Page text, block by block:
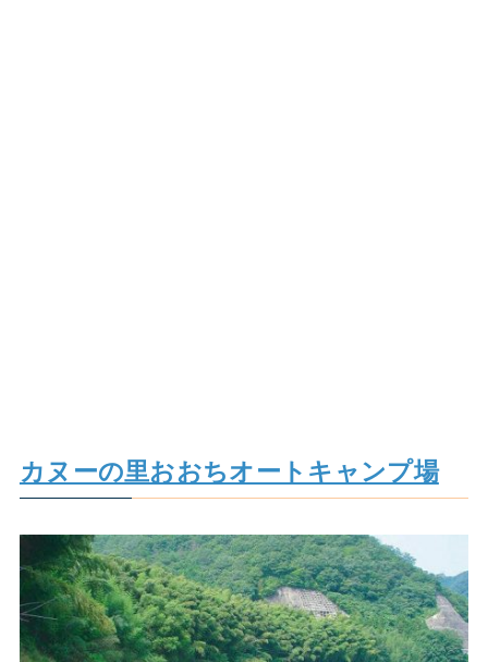
カヌーの里おおちオートキャンプ場